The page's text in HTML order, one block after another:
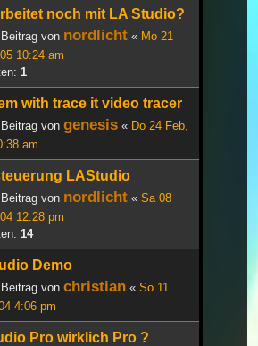
noch mit LA Studio?
von nordlicht « Mo 21
10:24 am
1
with trace it video tracer
von genesis « Do 24 Feb,
am
LAStudio
von nordlicht « Sa 08
12:28 pm
14
Demo
von christian « So 11
4:06 pm
Pro wirklich Pro ?